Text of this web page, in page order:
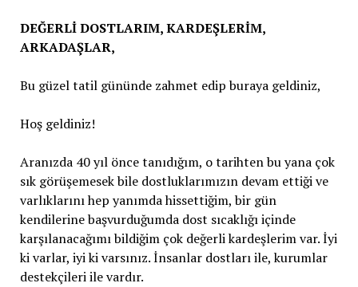
DEĞERLİ DOSTLARIM, KARDEŞLERİM,
ARKADAŞLAR,
Bu güzel tatil gününde zahmet edip buraya geldiniz,
Hoş geldiniz!
Aranızda 40 yıl önce tanıdığım, o tarihten bu yana çok
sık görüşemesek bile dostluklarımızın devam ettiği ve
varlıklarını hep yanımda hissettiğim, bir gün
kendilerine başvurduğumda dost sıcaklığı içinde
karşılanacağımı bildiğim çok değerli kardeşlerim var. İyi
ki varlar, iyi ki varsınız. İnsanlar dostları ile, kurumlar
destekçileri ile vardır.